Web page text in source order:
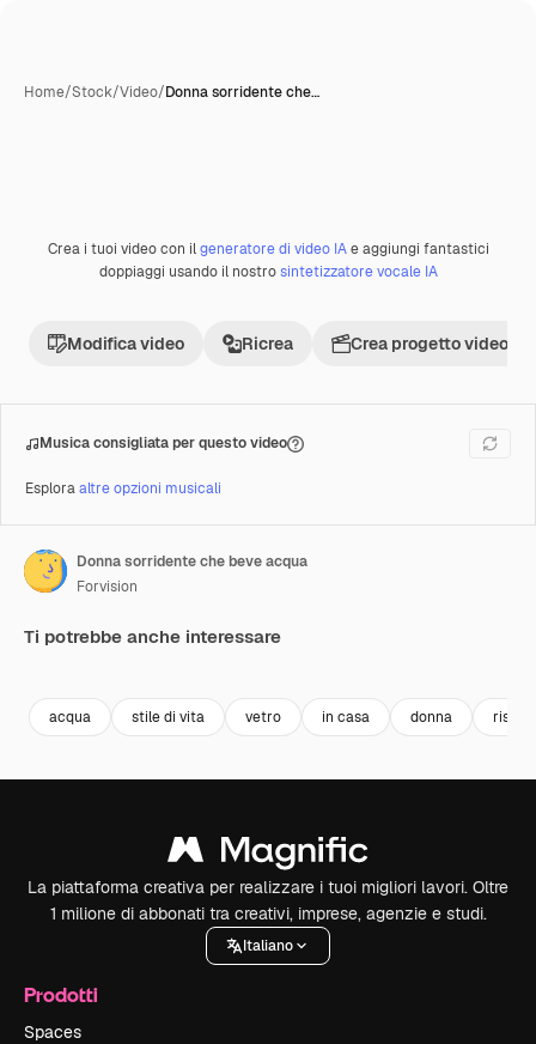
Home/Stock/Video/Donna sorridente che…
Premium
Crea i tuoi video con ilgeneratore di video IAe aggiungi fantastici
doppiaggi usando il nostrosintetizzatore vocale IA
Modifica video Ricrea Crea progetto video
Musica consigliata per questo video
Esploraaltre opzioni musicali
Donna sorridente che beve acqua
Forvision
Ti potrebbe anche interessare
acqua stile di vita vetro in casa donna
La piattaforma creativa per realizzare i tuoi migliori lavori. Oltre
1 milione di abbonati tra creativi, imprese, agenzie e studi.
Italiano
Prodotti
Spaces